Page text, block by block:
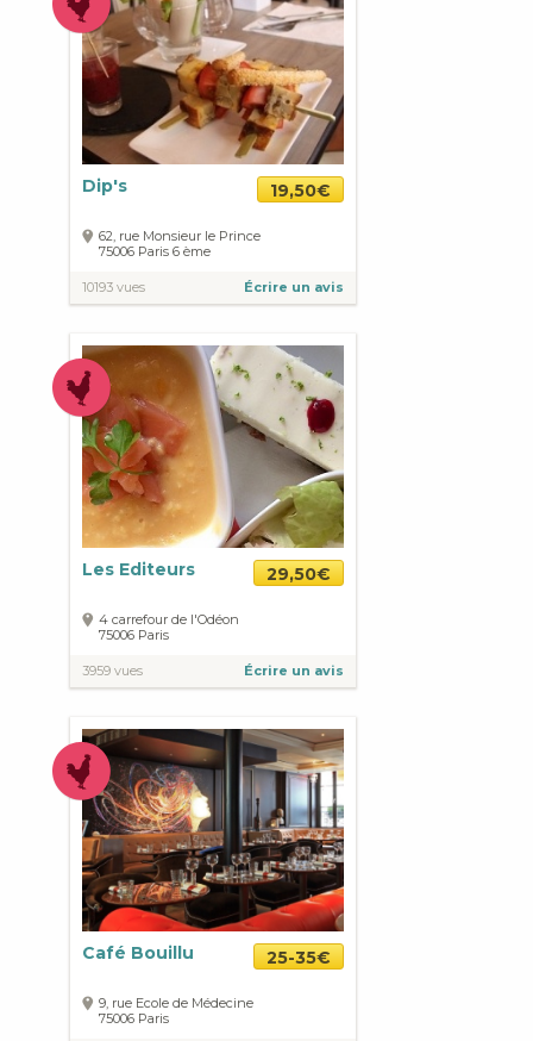
Dip's 19,50€
62, rue Monsieur le Prince
75006 Paris 6 ème
10193 vues Écrire un avis
Les Editeurs 29,50€
4 carrefour de l'Odéon
75006 Paris
3959 vues Écrire un avis
Café Bouillu 25-35€
9, rue Ecole de Médecine
75006 Paris